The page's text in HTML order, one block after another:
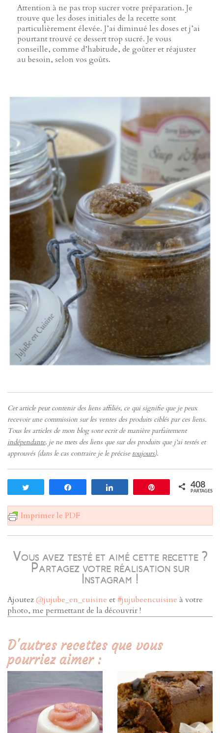
Attention à ne pas trop sucrer votre préparation. Je
trouve que les doses initiales de la recette sont
particulièrement élevée. J’ai diminué les doses et j’ai
pourtant trouvé ce dessert trop sucré. Je vous
conseille, comme d’habitude, de goûter et réajuster
au besoin, selon vos goûts.
Cet article peut contenir des liens affiliés, ce qui signifie que je peux
recevoir une commission sur les ventes des produits ciblés par ces liens.
Tous les articles de mon blog sont ecrit de manière parfaitement
indépendante, je ne mets des liens que sur des produits que j'ai testés et
approuvés (dans le cas contraire je le précise toujours).
Enregistrer408
PARTAGES
Imprimer le PDF
Vous avez testé et aimé cette recette ?
Partagez votre réalisation sur
Instagram !
Ajoutez@jujube_en_cuisine et#jujubeencuisine à votre
photo, me permettant de la découvrir !
D'autres recettes que vous
pourriez aimer :